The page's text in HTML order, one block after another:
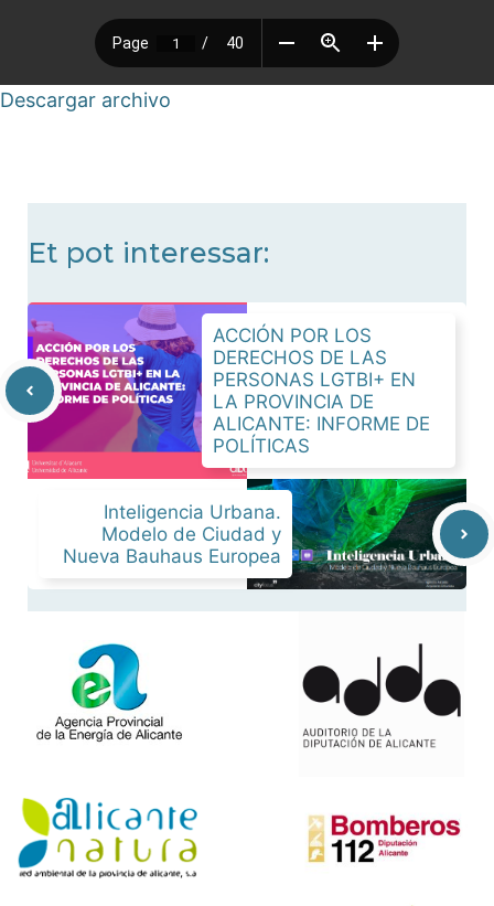
Descargar archivo
Et pot interessar:
ACCIÓN POR LOS
DERECHOS DE LAS
PERSONAS LGTBI+ EN
LA PROVINCIA DE
ALICANTE: INFORME DE
POLÍTICAS
Inteligencia Urbana.
Modelo de Ciudad y
Nueva Bauhaus Europea